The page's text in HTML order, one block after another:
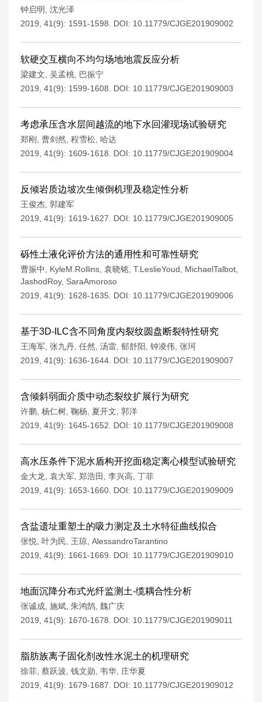
钟启明
沈光泽
2019, 41(9): 1591-1598.
DOI: 10.11779/CJGE201909002
软硬交互横向不均匀场地地震反应分析
梁建文 吴孟桃 巴振宁
2019, 41(9): 1599-1608.
DOI: 10.11779/CJGE201909003
考虑承压含水层间越流的地下水回灌现场试验研究
郑刚 曹剑然 程雪松 哈达
2019, 41(9): 1609-1618.
DOI: 10.11779/CJGE201909004
反倾岩质边坡次生倾倒机理及稳定性分析
王俊杰 郭建军
2019, 41(9): 1619-1627.
DOI: 10.11779/CJGE201909005
砾性土液化评价方法的通用性和可靠性研究
曹振中 KyleM.Rollins 袁晓铭 T.LeslieYoud MichaelTalbot
JashodRoy, SaraAmoroso
2019, 41(9): 1628-1635.
DOI: 10.11779/CJGE201909006
基于3D-ILC含不同角度内裂纹圆盘断裂特性研究
王海军 张九丹 任然 汤雷 郁舒阳 钟凌伟 张珂
2019, 41(9): 1636-1644. DOI: 10.11779/CJGE201909007
含倾斜弱面介质中动态裂纹扩展行为研究
许鹏 杨仁树 鞠杨 夏开文 郭洋
2019, 41(9): 1645-1652.
DOI: 10.11779/CJGE201909008
高水压条件下泥水盾构开挖面稳定离心模型试验研究
金大龙 袁大军 郑浩田 李兴高 丁菲
2019, 41(9): 1653-1660. DOI: 10.11779/CJGE201909009
含盐遗址重塑土的吸力测定及土水特征曲线拟合
张悦 叶为民 王琼 AlessandroTarantino
2019, 41(9): 1661-1669.
DOI: 10.11779/CJGE201909010
地面沉降分布式光纤监测土-缆耦合性分析
张诚成 施斌 朱鸿鹄 魏广庆
2019, 41(9): 1670-1678.
DOI: 10.11779/CJGE201909011
脂肪族离子固化剂改性水泥土的机理研究
徐菲 蔡跃波 钱文勋 韦华
庄华夏
2019, 41(9): 1679-1687.
DOI: 10.11779/CJGE201909012